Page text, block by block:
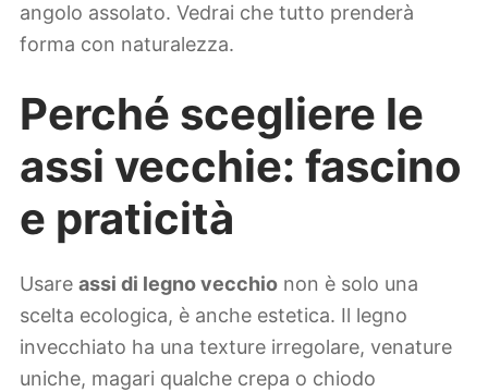
angolo assolato. Vedrai che tutto prenderà
forma con naturalezza.
Perché scegliere le
assi vecchie: fascino
e praticità
Usare assi di legno vecchio non è solo una
scelta ecologica, è anche estetica. Il legno
invecchiato ha una texture irregolare, venature
uniche, magari qualche crepa o chiodo